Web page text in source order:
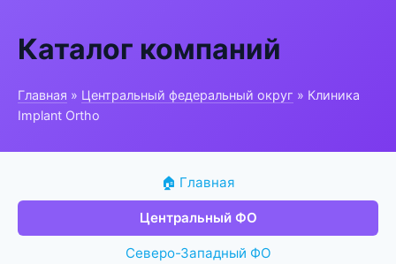
Каталог компаний
Главная » Центральный федеральный округ » Клиника
Implant Ortho
🏠 Главная
Центральный ФО
Северо-Западный ФО